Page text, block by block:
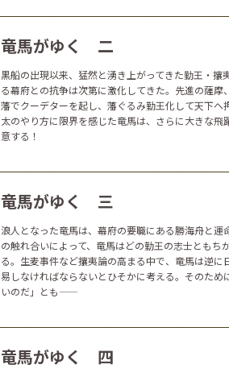
竜馬がゆく 二
黒船の出現以来、猛然と湧き上がってきた勤王・攘
る幕府との抗争は次第に激化してきた。先進の薩摩
藩でクーデターを起し、藩ぐるみ勤王化して天下へ
太のやり方に限界を感じた竜馬は、さらに大きな飛
意する！
竜馬がゆく 三
浪人となった竜馬は、幕府の要職にある勝海舟と運
の触れ合いによって、竜馬はどの勤王の志士ともち
る。生麦事件など攘夷論の高まる中で、竜馬は逆に
易しなければならないとひそかに考える。そのため
いのだ」とも――
竜馬がゆく 四